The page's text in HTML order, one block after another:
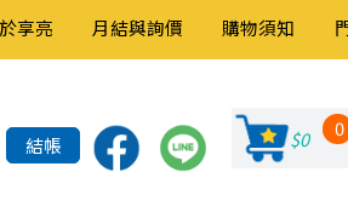
享亮 月結與詢價 購物須知
結帳 $0 0